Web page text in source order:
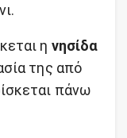
η νησίδα
της από
πάνω